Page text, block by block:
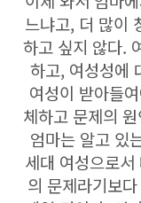
느냐고, 더 많이
하고 싶지 않다.
하고, 여성성에
여성이 받아들
체하고 문제의
엄마는 알고 있
세대 여성으로
의 문제라기보